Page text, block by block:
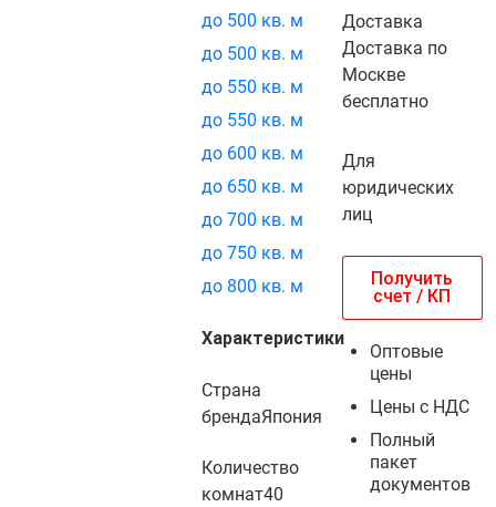
Доставка
Доставка по
Москве
бесплатно
Для
юридических
лиц
Получить
счет / КП
Оптовые
цены
Цены с НДС
Полный
пакет
документов
до 500 кв. м
до 500 кв. м
до 550 кв. м
до 550 кв. м
до 600 кв. м
до 650 кв. м
до 700 кв. м
до 750 кв. м
до 800 кв. м
Характеристики
Страна
брендаЯпония
Количество
комнат40